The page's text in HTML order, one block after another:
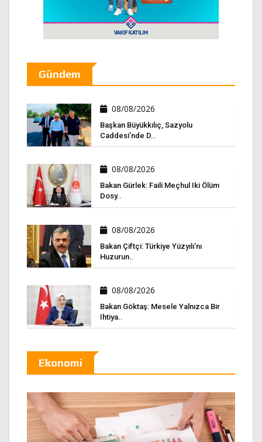
Gündem
08/08/2026
Başkan Büyükkılıç, Sazyolu
Caddesi’nde D..
08/08/2026
Bakan Gürlek: Faili Meçhul Iki Ölüm
Dosy..
08/08/2026
Bakan Çiftçi: Türkiye Yüzyılı’nı
Huzurun..
08/08/2026
Bakan Göktaş: Mesele Yalnızca Bir
Ihtiya..
Ekonomi